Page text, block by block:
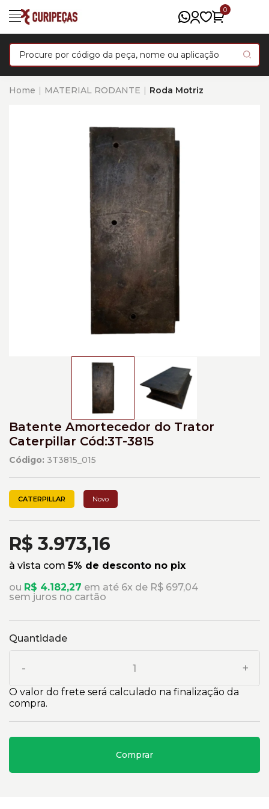
0
Home MATERIAL RODANTE Roda Motriz
Batente Amortecedor do Trator
Caterpillar Cód:3T-3815
Código: 3T3815_015
CATERPILLAR Novo
R$ 3.973,16
à vista com5% de desconto no pix
ou R$ 4.182,27 em até 6x de R$ 697,04
sem juros no cartão
Quantidade
- +
O valor do frete será calculado na finalização da
compra.
Comprar